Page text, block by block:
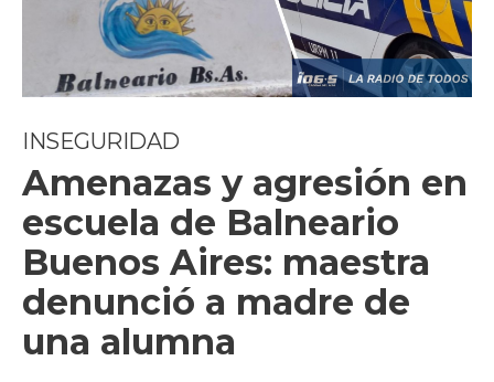
INSEGURIDAD
Amenazas y agresión en
escuela de Balneario
Buenos Aires: maestra
denunció a madre de
una alumna